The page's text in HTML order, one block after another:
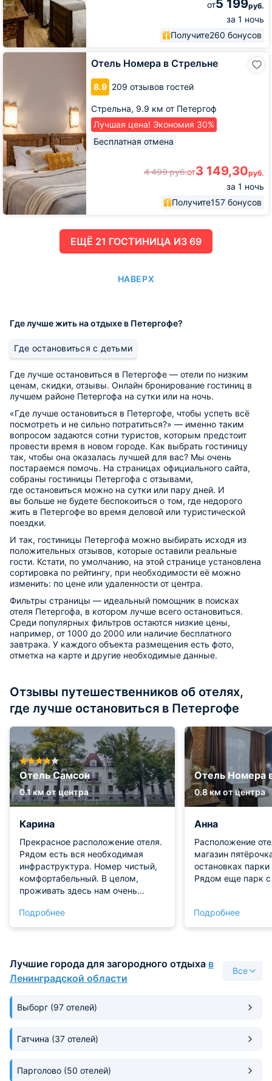
от5 199руб.
за 1 ночь
Получите260 бонусов
Отель Номера в Стрельне
8.9 209 отзывов гостей
Стрельна, 9.9 км от Петергоф
Лучшая цена! Экономия 30%
Бесплатная отмена
4 499руб.от3 149,30руб.
за 1 ночь
Получите157 бонусов
Отель
ЕЩË 21 ГОСТИНИЦА ИЗ 69
НАВЕРХ
Где лучше жить на отдыхе в Петергофе?
Где остановиться с детьми
Где лучше остановиться в Петергофе — отели по низким
ценам, скидки, отзывы. Онлайн бронирование гостиниц в
лучшем районе Петергофа на сутки или на ночь.
«Где лучше остановиться в Петергофе, чтобы успеть всё
посмотреть и не сильно потратиться?» — именно таким
вопросом задаются сотни туристов, которым предстоит
провести время в новом городе. Как выбрать гостиницу
так, чтобы она оказалась лучшей для вас? Мы очень
постараемся помочь. На страницах официального сайта,
собраны гостиницы Петергофа с отзывами,
где остановиться можно на сутки или пару дней. И
вы больше не будете беспокоиться о том, где недорого
жить в Петергофе во время деловой или туристической
поездки.
И так, гостиницы Петергофа можно выбирать исходя из
положительных отзывов, которые оставили реальные
гости. Кстати, по умолчанию, на этой странице установлена
сортировка по рейтингу, при необходимости её можно
изменить: по цене или удаленности от центра.
Фильтры страницы — идеальный помощник в поисках
отеля Петергофа, в котором лучше всего остановиться.
Среди популярных фильтров остаются низкие цены,
например, от 1000 до 2000 или наличие бесплатного
завтрака. У каждого объекта размещения есть фото,
отметка на карте и другие необходимые данные.
Отзывы путешественников об отелях,
где лучше остановиться в Петергофе
Отель Самсон
0.1 км от центра
Карина
Прекрасное расположение отеля.
Рядом есть вся необходимая
инфраструктура. Номер чистый,
комфортабельный. В целом,
проживать здесь нам очень
приветливый и отзывчивый!
Рекомендуем!
Подробнее
Отель Номера
0.8 км от центра
Анна
Расположение
магазин
остановках
Рядом еще парк
Подробнее
Лучшие города для загородного отдыха в
Ленинградской области
Все
Выборг (97 отелей)
Гатчина (37 отелей)
Парголово (50 отелей)